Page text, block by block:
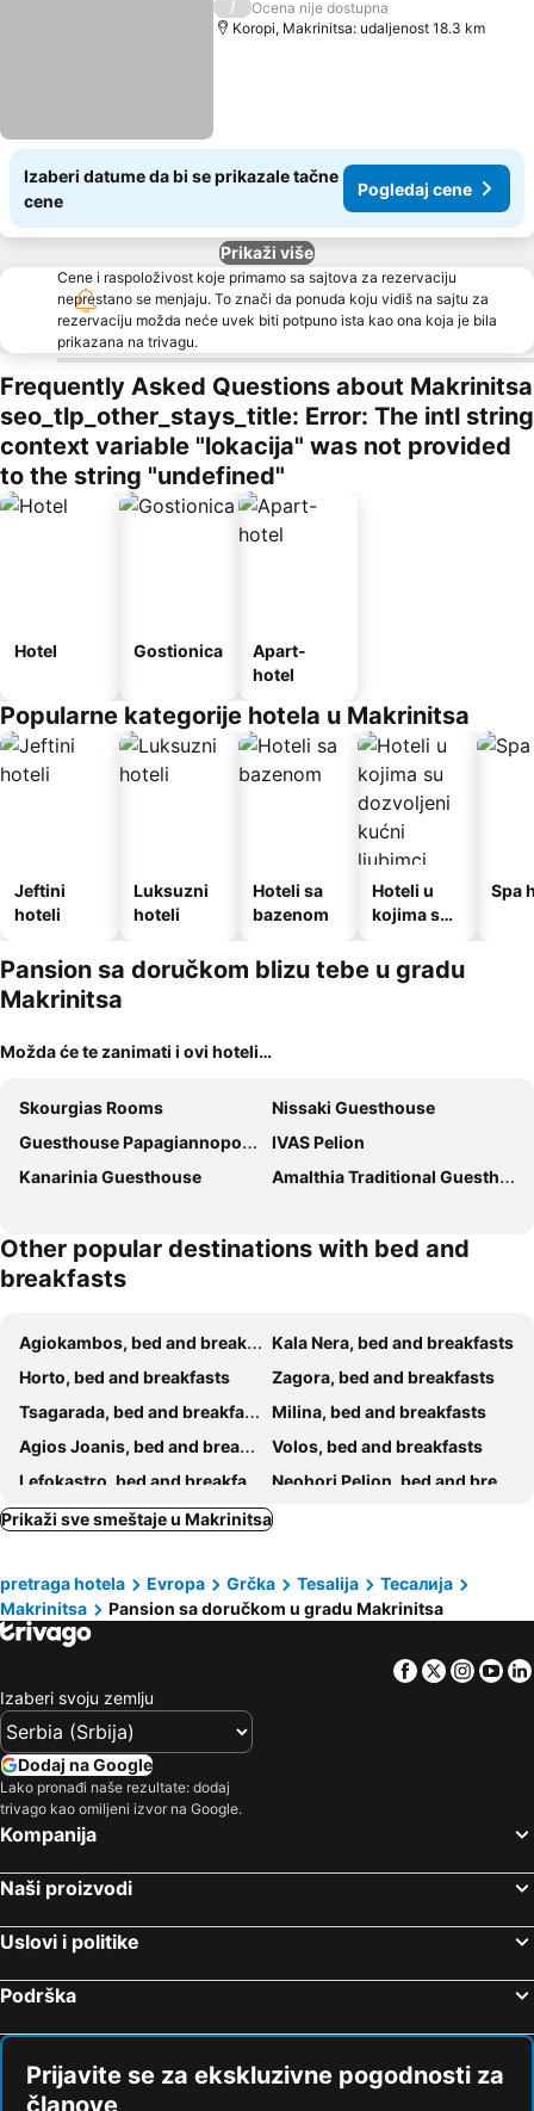
/
Ocena nije dostupna
Koropi, Makrinitsa: udaljenost 18.3 km
Izaberi datume da bi se prikazale tačne
cene
Pogledaj cene
Prikaži više
Cene i raspoloživost koje primamo sa sajtova za rezervaciju
neprestano se menjaju. To znači da ponuda koju vidiš na sajtu za
rezervaciju možda neće uvek biti potpuno ista kao ona koja je bila
prikazana na trivagu.
Frequently Asked Questions about Makrinitsa
seo_tlp_other_stays_title: Error: The intl string
context variable "lokacija" was not provided
to the string "undefined"
Hotel Gostionica
Apart-
hotel
Popularne kategorije hotela u Makrinitsa
Jeftini
hoteli
Luksuzni
hoteli
Hoteli sa
bazenom
Hoteli u
kojima su
kućni
ljubimci
Spa
Pansion sa doručkom blizu tebe u gradu
Makrinitsa
Možda će te zanimati i ovi hoteli…
Skourgias Rooms
Nissaki Guesthouse
Guesthouse Papagiannopoulou
IVAS Pelion
Kanarinia Guesthouse
Amalthia Traditional Guesthouse
Other popular destinations with bed and
breakfasts
Agiokambos, bed and breakfasts
Kala Nera, bed and breakfasts
Horto, bed and breakfasts
Zagora, bed and breakfasts
Tsagarada, bed and breakfasts
Milina, bed and breakfasts
Agios Joanis, bed and breakfasts
Volos, bed and breakfasts
Lefokastro, bed and breakfasts
Neohori Pelion, bed and breakfasts
Lafkos, bed and breakfasts
Troulos, bed and breakfasts
Agios Lavrentios, bed and breakfasts
Portaria, bed and breakfasts
Horefto, bed and breakfasts
Prikaži sve smeštaje u Makrinitsa
pretraga hotela Evropa Grčka Tesalija
Тесалија
Makrinitsa
Pansion sa doručkom u gradu Makrinitsa
Facebook
Twitter
Izaberi svoju zemlju
Dodaj na Google
Lako pronađi naše rezultate: dodaj
trivago kao omiljeni izvor na Google.
Kompanija
Naši proizvodi
Uslovi i politike
Podrška
Prijavite se za ekskluzivne pogodnosti za
članove